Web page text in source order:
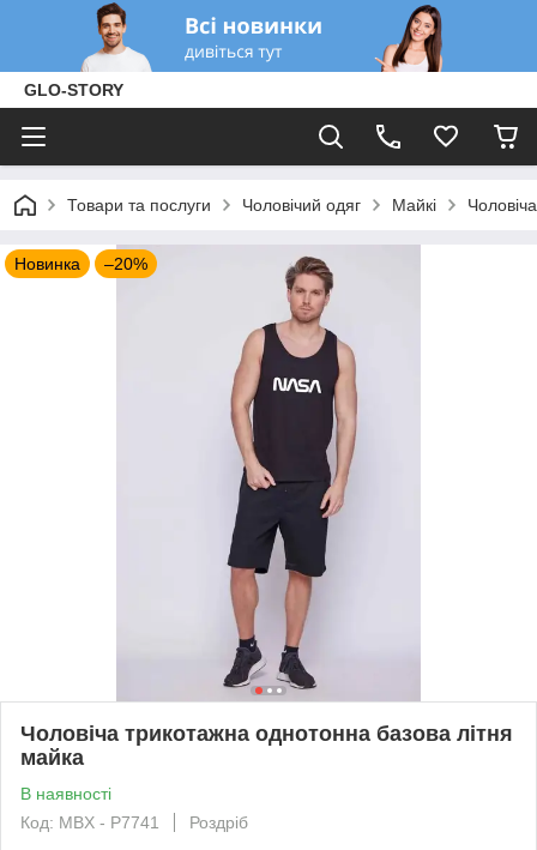
GLO-STORY
Товари та послуги Чоловічий одяг Майкі
Новинка –20%
Чоловіча трикотажна однотонна базова літня
майка
В наявності
Код: MBX - P7741
Роздріб